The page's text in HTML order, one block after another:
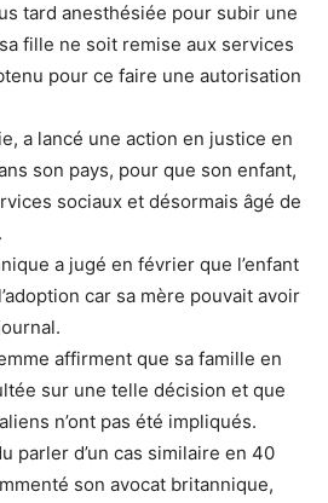
tard anesthésiée pour subir une
fille ne soit remise aux services
pour ce faire une autorisation
a lancé une action en justice en
son pays, pour que son enfant,
sociaux et désormais âgé de
a jugé en février que l’enfant
car sa mère pouvait avoir
affirment que sa famille en
sur une telle décision et que
n’ont pas été impliqués.
parler d’un cas similaire en 40
son avocat britannique,